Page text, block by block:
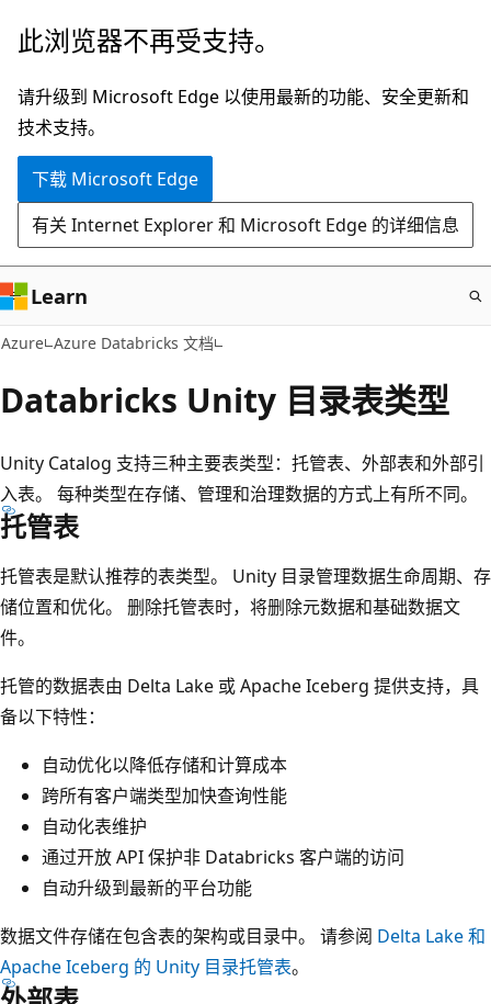
跳
主
要
内
此浏览器不再受支持。
请升级到 Microsoft Edge 以使用最新的功能、安全更新和
技术支持。
下载 Microsoft Edge
有关 Internet Explorer 和 Microsoft Edge 的详细信息
Learn
Azure Azure Databricks 文档
Databricks Unity 目录表类型
Unity Catalog 支持三种主要表类型：托管表、外部表和外部引
入表。 每种类型在存储、管理和治理数据的方式上有所不同。
托管表
托管表是默认推荐的表类型。 Unity 目录管理数据生命周期、存
储位置和优化。 删除托管表时，将删除元数据和基础数据文
件。
托管的数据表由 Delta Lake 或 Apache Iceberg 提供支持，具
备以下特性：
自动优化以降低存储和计算成本
跨所有客户端类型加快查询性能
自动化表维护
通过开放 API 保护非 Databricks 客户端的访问
自动升级到最新的平台功能
数据文件存储在包含表的架构或目录中。 请参阅 Delta Lake 和
Apache Iceberg 的 Unity 目录托管表。